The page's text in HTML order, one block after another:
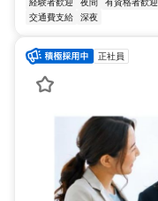
経験者歓迎
夜間 有資格者歓迎
交通費支給
深夜
正社員